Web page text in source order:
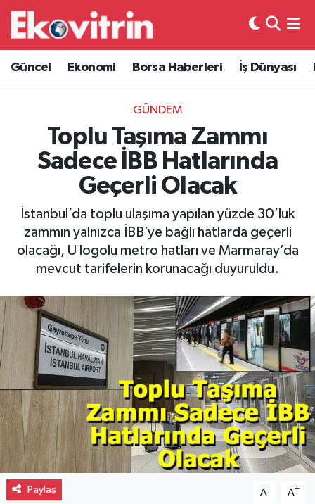
Güncel Ekonomi Borsa Haberleri İş Dünyası
GÜNDEM
Toplu Taşıma Zammı
Sadece İBB Hatlarında
Geçerli Olacak
İstanbul’da toplu ulaşıma yapılan yüzde 30’luk
zammın yalnızca İBB’ye bağlı hatlarda geçerli
olacağı, U logolu metro hatları ve Marmaray’da
mevcut tarifelerin korunacağı duyuruldu.
Paylaş A- A+
Güncel
Ekonomi
Borsa Haberleri
İş Dünyası
Otovitrin
Asayiş
Magazin
Gayrimenkul
Spor
Eğitim
Hava Durumu
Trafik Durumu
Süper Lig Puan Durumu ve Fikstür
Tüm Manşetler
Son Dakika Haberleri
Haber Arşivi